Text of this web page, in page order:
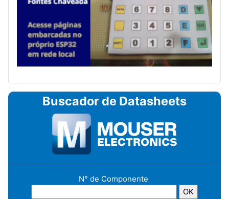
Buscador de Datasheets
N° de Componente